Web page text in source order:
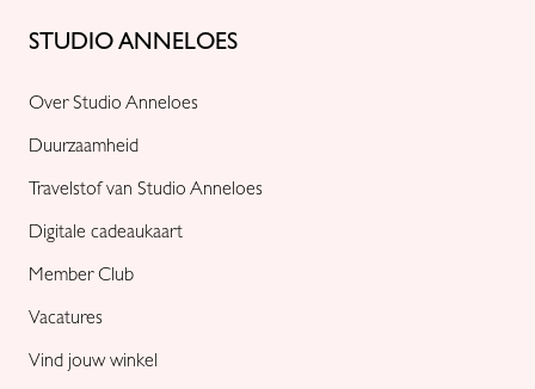
STUDIO ANNELOES
Over Studio Anneloes
Duurzaamheid
Travelstof van Studio Anneloes
Digitale cadeaukaart
Member Club
Vacatures
Vind jouw winkel